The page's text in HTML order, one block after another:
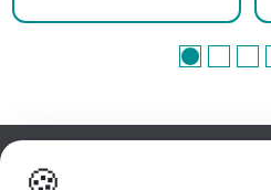
Information